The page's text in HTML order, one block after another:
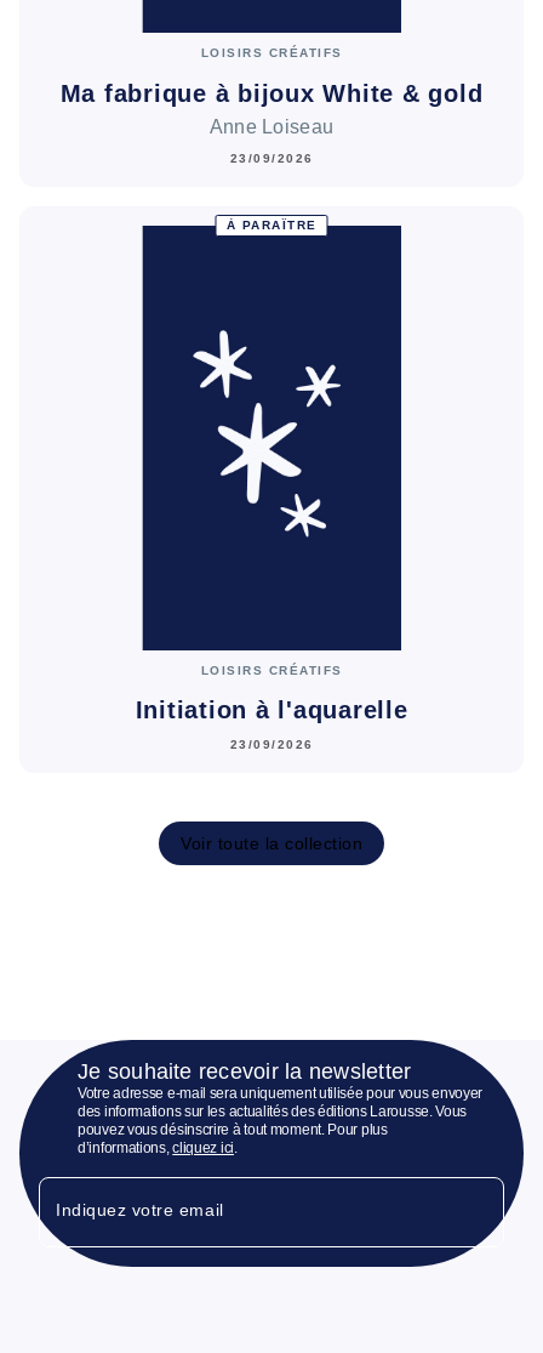
LOISIRS CRÉATIFS
Ma fabrique à bijoux White & gold
Anne Loiseau
23/09/2026
À PARAÎTRE
LOISIRS CRÉATIFS
Initiation à l'aquarelle
23/09/2026
Voir toute la collection
Je souhaite recevoir la newsletter
Votre adresse e-mail sera uniquement utilisée pour vous envoyer
des informations sur les actualités des éditions Larousse. Vous
pouvez vous désinscrire à tout moment. Pour plus
d’informations,cliquez ici.
Indiquez votre email